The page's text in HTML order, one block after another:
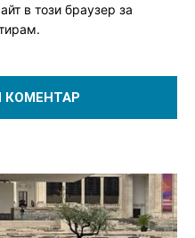
в този браузер за